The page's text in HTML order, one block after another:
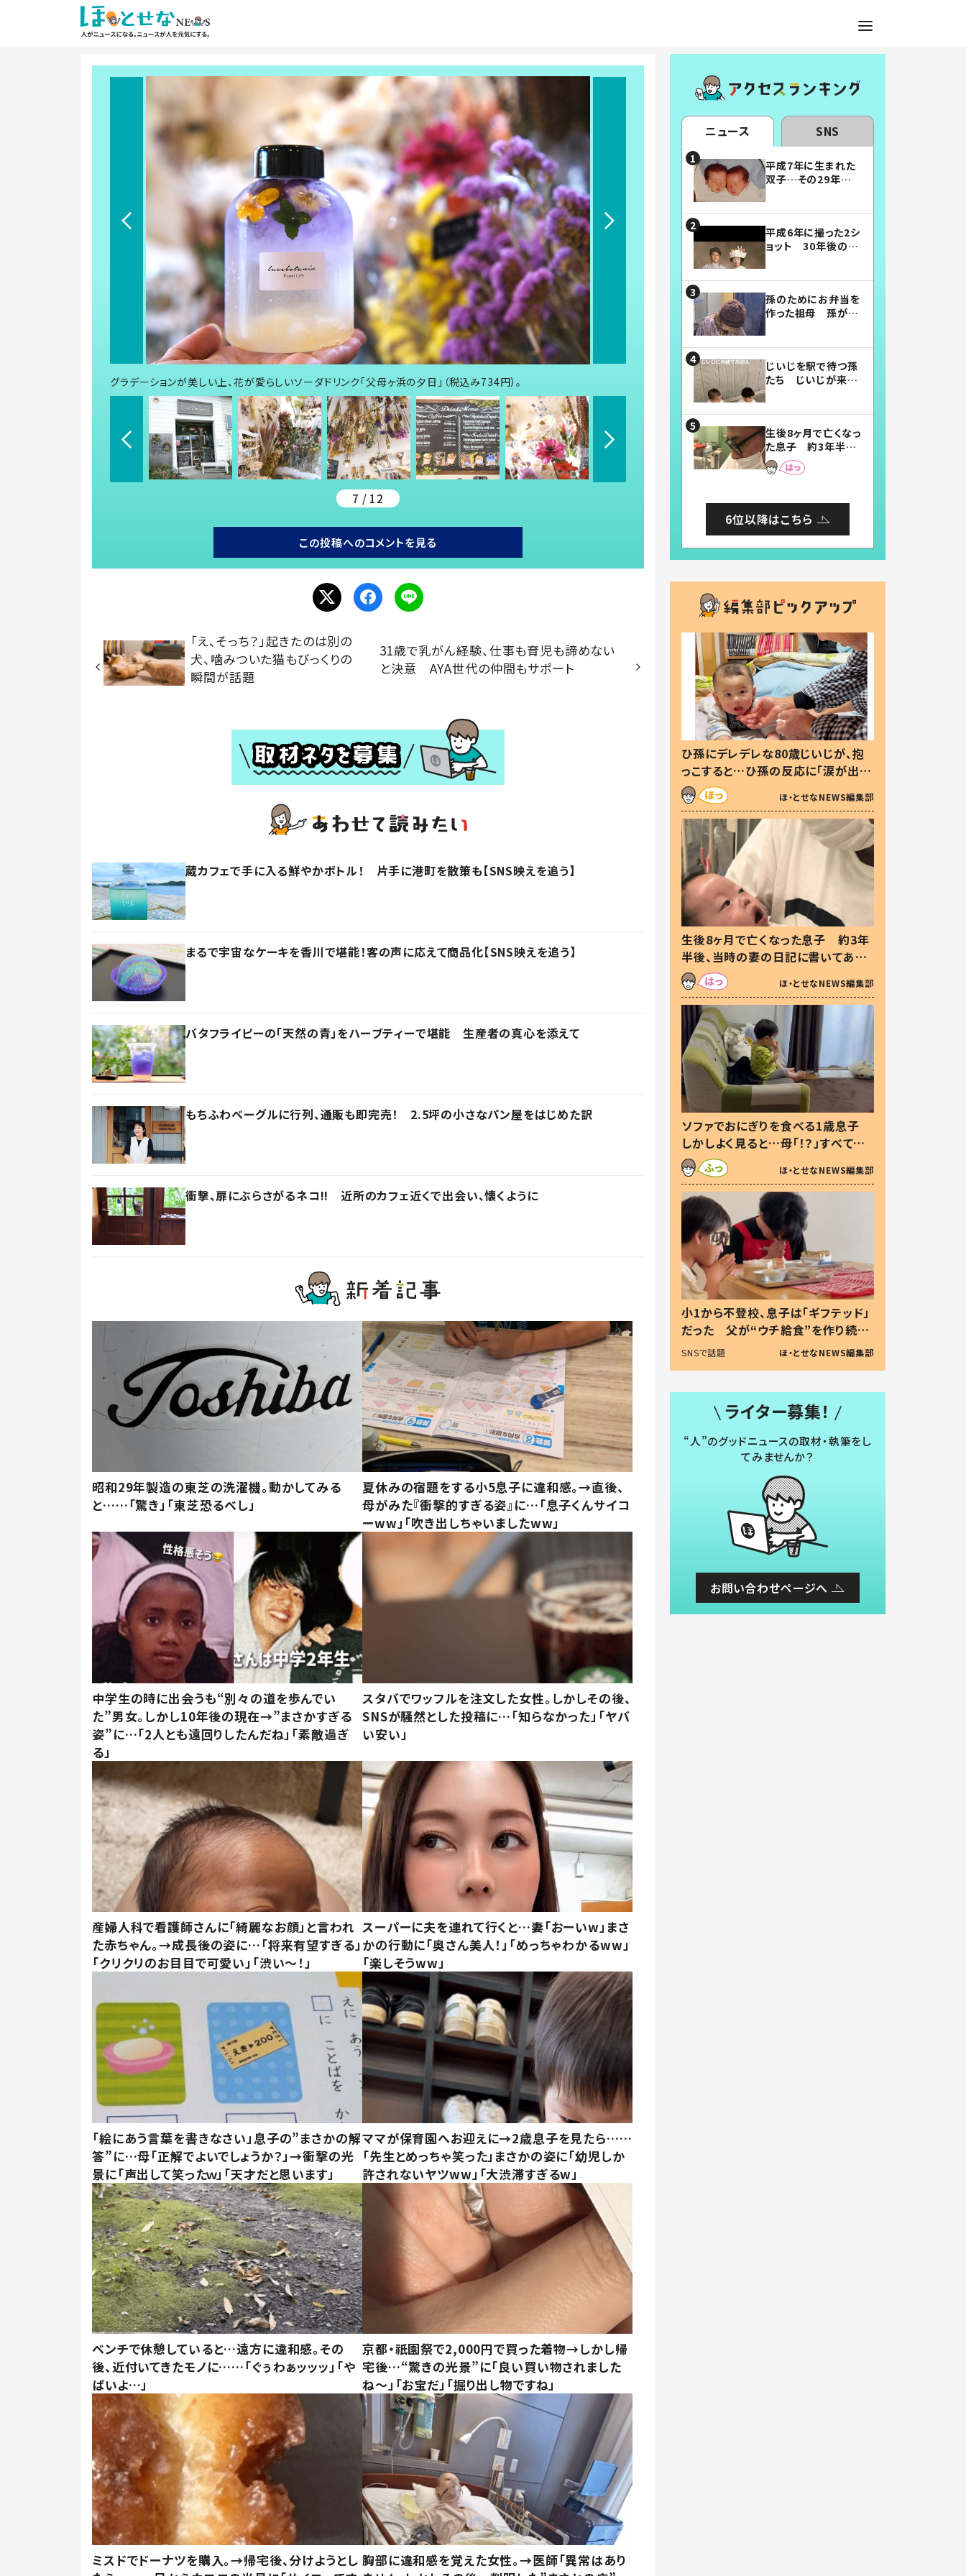
グラデーションが美しい上、花が愛らしいソーダドリンク「父母ヶ浜の夕日」（税込み734円）。
7 / 12
この投稿へのコメントを見る
「え、そっち？」起きたのは別の
犬、噛みついた猫もびっくりの
瞬間が話題
31歳で乳がん経験、仕事も育児も諦めない
と決意 AYA世代の仲間もサポート
蔵カフェで手に入る鮮やかボトル！ 片手に港町を散策も【SNS映えを追う】
まるで宇宙なケーキを香川で堪能！客の声に応えて商品化【SNS映えを追う】
バタフライピーの「天然の青」をハーブティーで堪能 生産者の真心を添えて
もちふわベーグルに行列、通販も即完売！ 2.5坪の小さなパン屋をはじめた訳
衝撃、扉にぶらさがるネコ!! 近所のカフェ近くで出会い、懐くように
昭和29年製造の東芝の洗濯機。動かしてみる
と……「驚き」「東芝恐るべし」
夏休みの宿題をする小5息子に違和感。→直後、
母がみた『衝撃的すぎる姿』に…「息子くんサイコ
ーww」「吹き出しちゃいましたww」
中学生の時に出会うも“別々の道を歩んでい
た”男女。しかし10年後の現在→”まさかすぎる
姿”に…「2人とも遠回りしたんだね」「素敵過ぎ
る」
スタバでワッフルを注文した女性。しかしその後、
SNSが騒然とした投稿に…「知らなかった」「ヤバ
い安い」
産婦人科で看護師さんに「綺麗なお顔」と言われ
た赤ちゃん。→成長後の姿に…「将来有望すぎる」
「クリクリのお目目で可愛い」「渋い～！」
スーパーに夫を連れて行くと…妻「おーいw」まさ
かの行動に「奥さん美人！」「めっちゃわかるww」
「楽しそうww」
「絵にあう言葉を書きなさい」息子の”まさかの解
答”に…母「正解でよいでしょうか？」→衝撃の光
景に「声出して笑ったｗ」「天才だと思います」
ママが保育園へお迎えに→2歳息子を見たら……
「先生とめっちゃ笑った」まさかの姿に「幼児しか
許されないヤツww」「大渋滞すぎるw」
ベンチで休憩していると…遠方に違和感。その
後、近付いてきたモノに……「ぐぅわぁッッッ」「や
ばいよ…」
京都・祇園祭で2,000円で買った着物→しかし帰
宅後…“驚きの光景”に「良い買い物されました
ね～」「お宝だ」「掘り出し物ですね」
ミスドでドーナツを購入。→帰宅後、分けようとし 胸部に違和感を覚えた女性。→医師「異常はあり
ニュース SNS
平成7年に生まれた
双子…その29年後
平成6年に撮った2シ
ョット 30年後の姿
孫のためにお弁当を
作った祖母 孫が絶
じいじを駅で待つ孫
たち じいじが来た
まらない」「幸せにな
れる」
生後8ヶ月で亡くなっ
た息子 約3年半
後、当時の妻の日記
に書いてあった本音
6位以降はこちら
ひ孫にデレデレな80歳じいじが、抱
っこすると…ひ孫の反応に「涙が出ま
した」「可愛くて仕方ない」
ほ・とせなNEWS編集部
生後8ヶ月で亡くなった息子 約3年
半後、当時の妻の日記に書いてあっ
た本音とは
ほ・とせなNEWS編集部
ソファでおにぎりを食べる1歳息子
しかしよく見ると…母「！？」すべてを
察した母の投稿に「可愛いから許
す！」「現行犯〜」
ほ・とせなNEWS編集部
小1から不登校、息子は「ギフテッド」
だった 父が“ウチ給食”を作り続け
る理由とは #令和の親 #令和の子
SNSで話題 ほ・とせなNEWS編集部
ライター募集！
“人”のグッドニュースの取材・執筆をし
てみませんか？
お問い合わせページへ